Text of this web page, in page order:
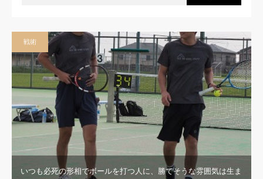
戦術
いつも必死の形相でボールを打つ人に、勝てそうな雰囲気は生ま